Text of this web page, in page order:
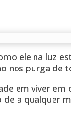
ele na luz
nos purga de
em viver em
a qualquer